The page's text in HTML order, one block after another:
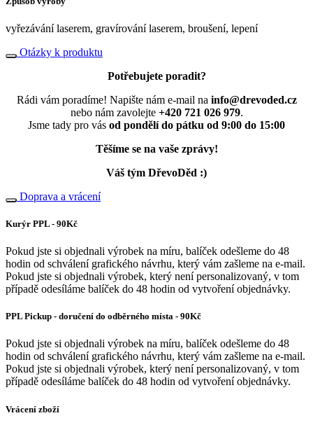
vyřezávání laserem, gravírování laserem, broušení, lepení
Otázky k produktu
Potřebujete poradit?
Rádi vám poradíme! Napište nám e-mail na info@drevoded.cz
nebo nám zavolejte +420 721 026 979.
Jsme tady pro vás od pondělí do pátku od 9:00 do 15:00
Těšíme se na vaše zprávy!
Váš tým DřevoDěd :)
Doprava a vrácení
Kurýr PPL - 90Kč
Pokud jste si objednali výrobek na míru, balíček odešleme do 48
hodin od schválení grafického návrhu, který vám zašleme na e-mail.
Pokud jste si objednali výrobek, který není personalizovaný, v tom
případě odesíláme balíček do 48 hodin od vytvoření objednávky.
PPL Pickup - doručení do odběrného místa - 90Kč
Pokud jste si objednali výrobek na míru, balíček odešleme do 48
hodin od schválení grafického návrhu, který vám zašleme na e-mail.
Pokud jste si objednali výrobek, který není personalizovaný, v tom
případě odesíláme balíček do 48 hodin od vytvoření objednávky.
Vrácení zboží